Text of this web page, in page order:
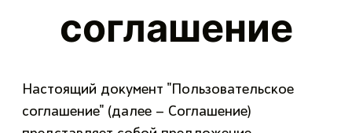
соглашение
Настоящий документ "Пользовательское
соглашение" (далее – Соглашение)